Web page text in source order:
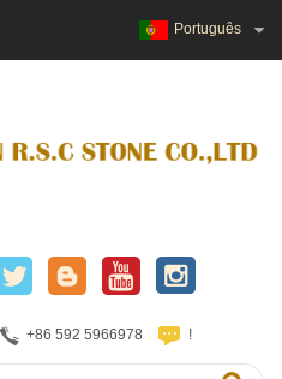
Português
+86 592 5966978 !